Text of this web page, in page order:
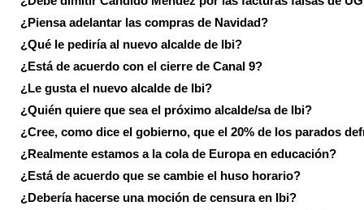
¿Piensa adelantar las compras de Navidad?
¿Qué le pediría al nuevo alcalde de Ibi?
¿Está de acuerdo con el cierre de Canal 9?
¿Le gusta el nuevo alcalde de Ibi?
¿Quién quiere que sea el próximo alcalde/sa de Ibi?
¿Cree, como dice el gobierno, que el 20% de los parados
¿Realmente estamos a la cola de Europa en educación?
¿Está de acuerdo que se cambie el huso horario?
¿Debería hacerse una moción de censura en Ibi?